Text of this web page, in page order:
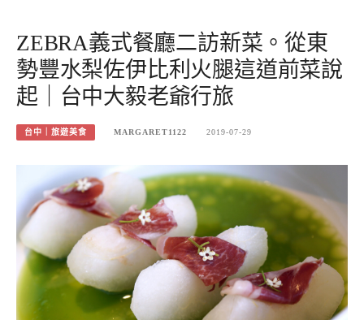
ZEBRA義式餐廳二訪新菜。從東
勢豐水梨佐伊比利火腿這道前菜說
起｜台中大毅老爺行旅
台中｜旅遊美食 MARGARET1122 2019-07-29